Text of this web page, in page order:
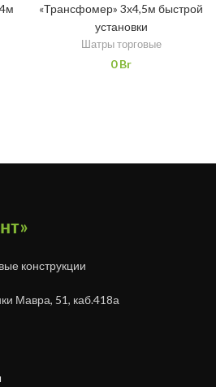
«Трансфомер» 3х4,5м быстрой
установки
Шатры торговые
0Br
конструкции
Мавра, 51, каб.418а